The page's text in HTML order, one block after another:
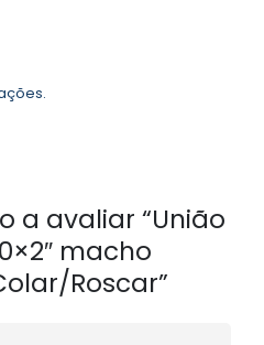
a avaliar “União
macho
Roscar”